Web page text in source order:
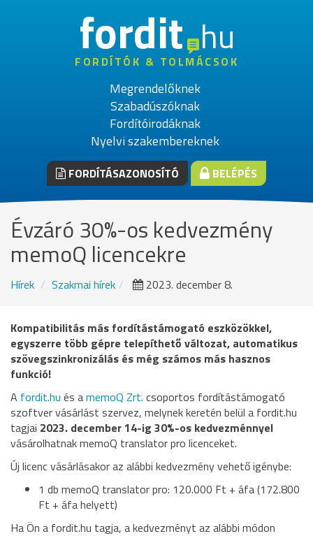
fordithu
FORDÍTÓK & TOLMÁCSOK
Megrendelőknek
Szabadúszóknak
Fordítóirodáknak
Nyelvi szakembereknek
FORDÍTÁSAZONOSÍTÓ BELÉPÉS
Évzáró 30%-os kedvezmény
memoQ licencekre
Hírek Szakmai hírek 2023. december 8.
Kompatibilitás más fordítástámogató eszközökkel,
egyszerre több gépre telepíthető változat, automatikus
szövegszinkronizálás és még számos más hasznos
funkció!
A fordit.hu és amemoQ Zrt. csoportos fordítástámogató
szoftver vásárlást szervez, melynek keretén belül a fordit.hu
tagjai 2023. december 14-ig 30%-os kedvezménnyel
vásárolhatnak memoQ translator pro licenceket.
Új licenc vásárlásakor az alábbi kedvezmény vehető igénybe:
1 db memoQ translator pro: 120.000 Ft + áfa (172.800
Ft + áfa helyett)
Ha Ön a fordit.hu tagja, a kedvezményt az alábbi módon